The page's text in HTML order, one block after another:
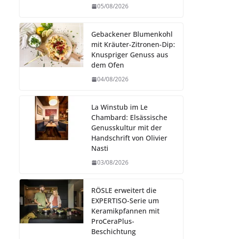
05/08/2026
Gebackener Blumenkohl
mit Kräuter-Zitronen-Dip:
Knuspriger Genuss aus
dem Ofen
04/08/2026
La Winstub im Le
Chambard: Elsässische
Genusskultur mit der
Handschrift von Olivier
Nasti
03/08/2026
RÖSLE erweitert die
EXPERTISO-Serie um
Keramikpfannen mit
ProCeraPlus-
Beschichtung